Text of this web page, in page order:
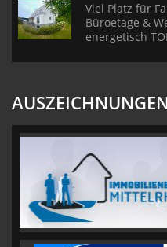
Viel Platz für
Büroetage &
energetisch